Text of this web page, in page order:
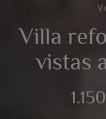
Villa
vistas